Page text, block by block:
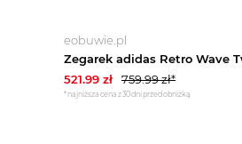
eobuwie.pl
521.99 zł 759.99zł*
*najniższa cena z 30 dni przed obniżką